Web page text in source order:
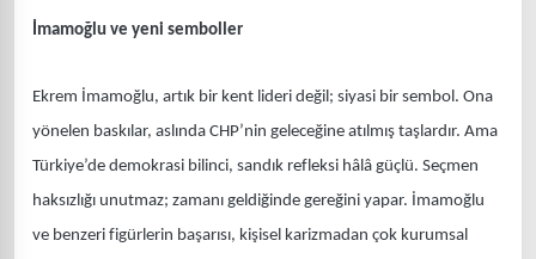
İmamoğlu ve yeni semboller
Ekrem İmamoğlu, artık bir kent lideri değil; siyasi bir sembol. Ona
yönelen baskılar, aslında CHP’nin geleceğine atılmış taşlardır. Ama
Türkiye’de demokrasi bilinci, sandık refleksi hâlâ güçlü. Seçmen
haksızlığı unutmaz; zamanı geldiğinde gereğini yapar. İmamoğlu
ve benzeri figürlerin başarısı, kişisel karizmadan çok kurumsal